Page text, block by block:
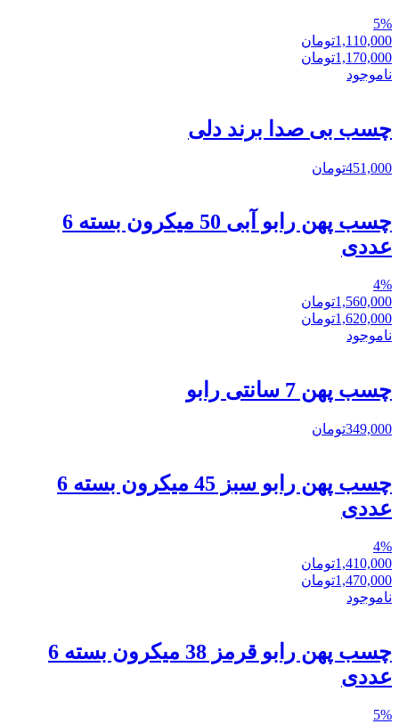
5%
1,110,000تومان
1,170,000تومان
ناموجود
چسب بی صدا برند دلی
451,000تومان
چسب پهن رابو آبی 50 میکرون بسته 6
عددی
4%
1,560,000تومان
1,620,000تومان
ناموجود
چسب پهن 7 سانتی رابو
349,000تومان
چسب پهن رابو سبز 45 میکرون بسته 6
عددی
4%
1,410,000تومان
1,470,000تومان
ناموجود
چسب پهن رابو قرمز 38 میکرون بسته 6
عددی
5%